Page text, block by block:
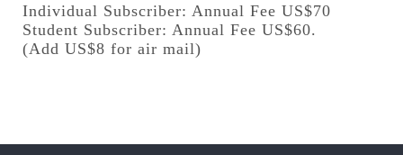
Individual Subscriber: Annual Fee US$70
Student Subscriber: Annual Fee US$60.
(Add US$8 for air mail)